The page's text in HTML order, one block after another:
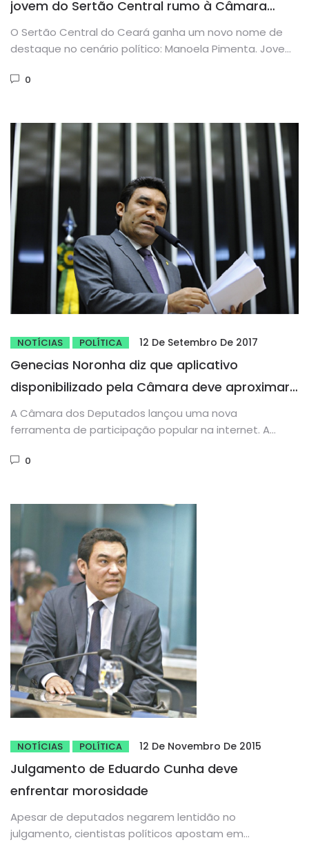
jovem do Sertão Central rumo à Câmara
Federal
O Sertão Central do Ceará ganha um novo nome de
destaque no cenário político: Manoela Pimenta. Jovem,
0
NOTÍCIAS POLÍTICA 12 De Setembro De 2017
Genecias Noronha diz que aplicativo
disponibilizado pela Câmara deve aproximar
ainda mais o congresso do cidadão
A Câmara dos Deputados lançou uma nova
ferramenta de participação popular na internet. A
0
NOTÍCIAS POLÍTICA 12 De Novembro De 2015
Julgamento de Eduardo Cunha deve
enfrentar morosidade
Apesar de deputados negarem lentidão no
julgamento, cientistas políticos apostam em